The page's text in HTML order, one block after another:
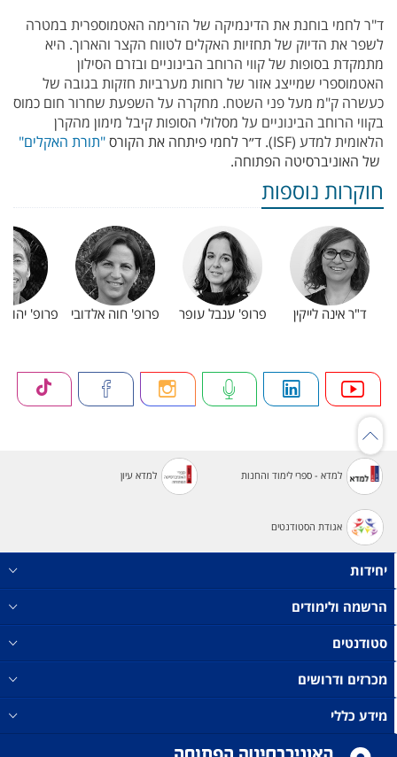
ד"ר לחמי בוחנת את הדינמיקה של הזרימה האטמוספרית במטרה
לשפר את הדיוק של תחזיות האקלים לטווח הקצר והארוך. היא
מתמקדת בסופות של קווי הרוחב הבינוניים ובזרם הסילון
האטמוספרי שמייצג אזור של רוחות מערביות חזקות בגובה של
כעשרה ק"מ מעל פני השטח. מחקרה על השפעת שחרור חום כמוס
בקווי הרוחב הבינוניים על מסלולי הסופות קיבל מימון מהקרן
הלאומית למדע (ISF
). ד״ר לחמי פיתחה את הקורס"תורת האקלים"
של האוניברסיטה הפתוחה.
חוקרות נוספות
ד"ר אינה לייקין פרופ' ענבל עופר פרופ' חוה אלדובי פרופ'
למדא - ספרי לימוד והחנות למדא עיון
אגודת הסטודנטים
יחידות
הרשמה ולימודים
סטודנטים
מכרזים ודרושים
מידע כללי